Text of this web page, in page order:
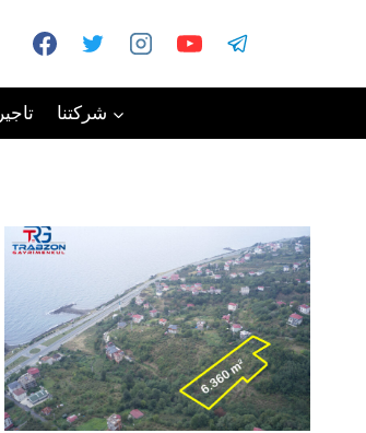
شركتنا